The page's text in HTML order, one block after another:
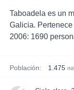
Taboadela es un
Galicia.
2006: 1690
Población: 1.475